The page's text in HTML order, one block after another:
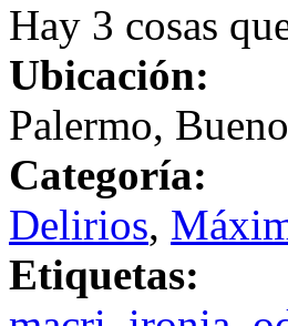
Hay 3 cosas
Ubicación:
Palermo,
Categoría:
Delirios,
Etiquetas: